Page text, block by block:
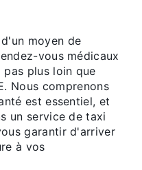
moyen de
vous médicaux
pas plus loin que
Nous comprenons
est essentiel, et
un service de taxi
garantir d'arriver
à vos